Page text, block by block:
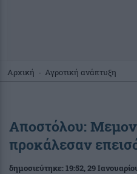
Αρχική - Αγροτική ανάπτυξη
Αποστόλου:
προκάλεσαν
δημοσιεύτηκε:19:52, 29